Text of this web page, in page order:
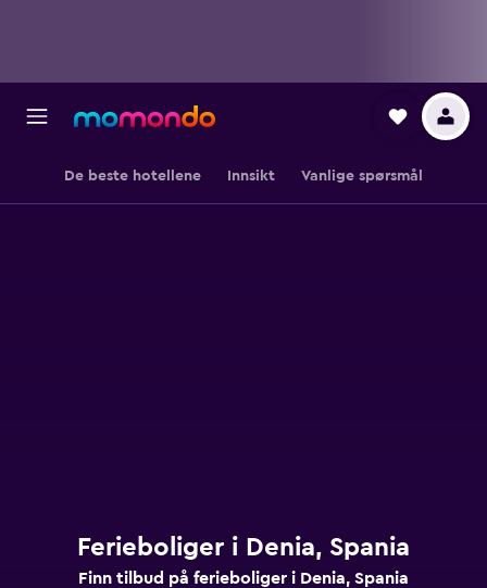
De beste hotellene Innsikt Vanlige spørsmål
Ferieboliger i Denia, Spania
Finn tilbud på ferieboliger i Denia, Spania